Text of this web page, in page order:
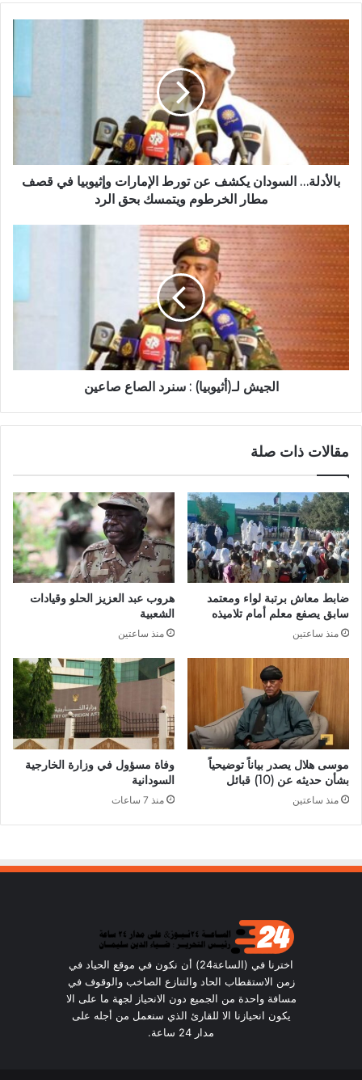
بالأدلة…
السودان
يكشف
تورط
الإمارات
وإثيوبيا
في
قصف
مطار
بحق
الرد
بالأدلة… السودان يكشف عن تورط الإمارات وإثيوبيا في قصف
مطار الخرطوم ويتمسك بحق الرد
الجيش
لـ(أثيوبيا)
سنرد
الصاع
صاعين
الجيش لـ(أثيوبيا) : سنرد الصاع صاعين
مقالات ذات صلة
ضابط معاش برتبة لواء ومعتمد
سابق يصفع معلم أمام تلاميذه
منذ ساعتين
هروب عبد العزيز الحلو وقيادات
الشعبية
منذ ساعتين
موسى هلال يصدر بياناً توضيحياً
بشأن حديثه عن (10) قبائل
منذ ساعتين
وفاة مسؤول في وزارة الخارجية
السودانية
منذ 7 ساعات
اخترنا في (الساعة24) أن نكون في موقع الحياد في
زمن الاستقطاب الحاد والتنازع الصاخب والوقوف في
مسافة واحدة من الجميع دون الانحياز لجهة ما على الا
يكون انحيازنا الا للقارئ الذي سنعمل من أجله على
مدار 24 ساعة.